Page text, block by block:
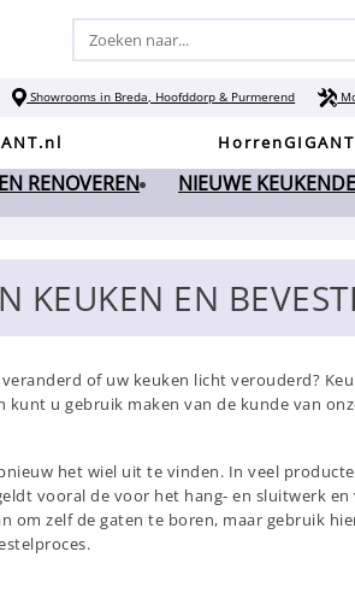
Showrooms in Breda, Hoofddorp & Purmerend
RENOVEREN NIEUWE
KEUKEN EN
of uw keuken licht verouderd?
u gebruik maken van de kunde van
het wiel uit te vinden. In veel
vooral de voor het hang- en sluitwerk
om zelf de gaten te boren, maar gebruik